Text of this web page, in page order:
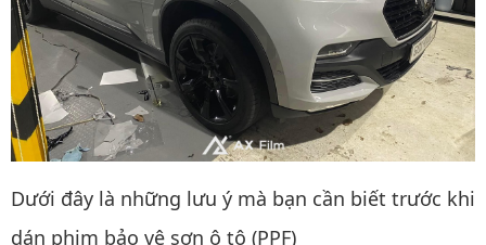
Dưới đây là những lưu ý mà bạn cần biết trước khi
dán phim bảo vệ sơn ô tô (PPF)